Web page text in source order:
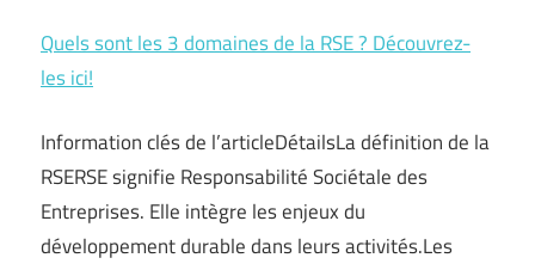
Quels sont les 3 domaines de la RSE ? Découvrez-
les ici!
Information clés de l’articleDétailsLa définition de la
RSERSE signifie Responsabilité Sociétale des
Entreprises. Elle intègre les enjeux du
développement durable dans leurs activités.Les